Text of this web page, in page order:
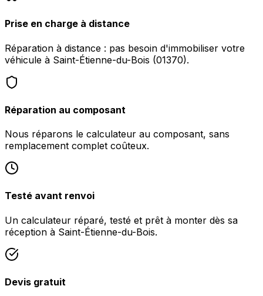
Prise en charge à distance
Réparation à distance : pas besoin d'immobiliser votre
véhicule à Saint-Étienne-du-Bois (01370).
Réparation au composant
Nous réparons le calculateur au composant, sans
remplacement complet coûteux.
Testé avant renvoi
Un calculateur réparé, testé et prêt à monter dès sa
réception à Saint-Étienne-du-Bois.
Devis gratuit